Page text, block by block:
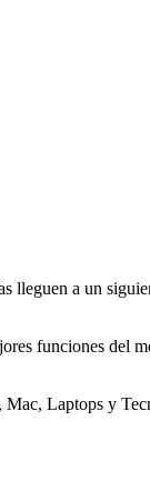
lleguen a un
funciones del
Laptops y